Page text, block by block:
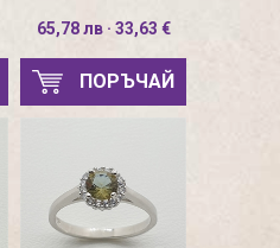
65,78 лв · 33,63 €
ПОРЪЧАЙ